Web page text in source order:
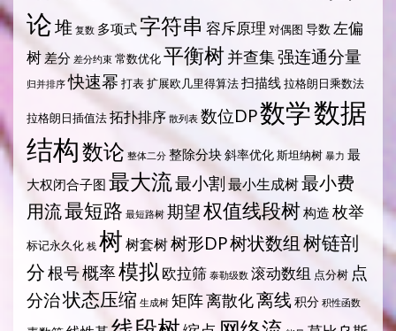
论堆 复数 多项式字符串 容斥原理 对偶图 导数 左偏
树 差分 差分约束 常数优化平衡树并查集强连通分量
归并排序 快速幂 打表扩展欧几里得算法扫描线拉格朗日乘数法
拉格朗日插值法拓扑排序 散列表 数位DP数学数据
结构数论 整体二分 整除分块斜率优化斯坦纳树 暴力 最
大权闭合子图 最大流最小割 最小生成树最小费
用流最短路 最短路树 期望权值线段树构造 枚举
标记永久化 栈 树 树套树树形DP树状数组 树链剖
分根号概率模拟 欧拉筛 泰勒级数 滚动数组 点分树 点
分治状态压缩 生成树 矩阵离散化离线积分 积性函数